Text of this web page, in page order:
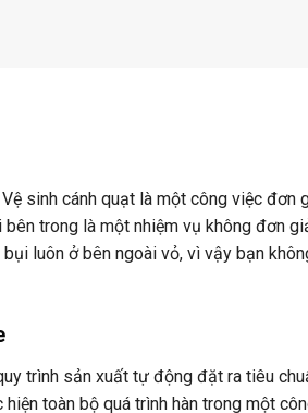
sinh cánh quạt là một công việc đơn
trong là một nhiệm vụ không đơn
luôn ở bên ngoài vỏ, vì vậy bạn
trình sản xuất tự động đặt ra tiêu
toàn bộ quá trình hàn trong một